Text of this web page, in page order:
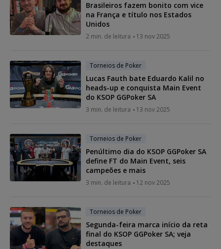
Brasileiros fazem bonito com vice
na França e título nos Estados
Unidos
2 min. de leitura 13 nov 2025
Torneios de Poker
Lucas Fauth bate Eduardo Kalil no
heads-up e conquista Main Event
do KSOP GGPoker SA
3 min. de leitura 13 nov 2025
Torneios de Poker
Penúltimo dia do KSOP GGPoker SA
define FT do Main Event, seis
campeões e mais
3 min. de leitura 12 nov 2025
Torneios de Poker
Segunda-feira marca início da reta
final do KSOP GGPoker SA; veja
destaques